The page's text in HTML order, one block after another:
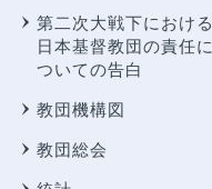
第二次大戦下における
日本基督教団の責任に
ついての告白
教団機構図
教団総会